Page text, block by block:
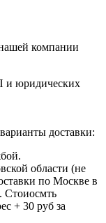
компании
и юридических
доставки:
области (не
по Москве в
Стоиосмть
+ 30 руб за